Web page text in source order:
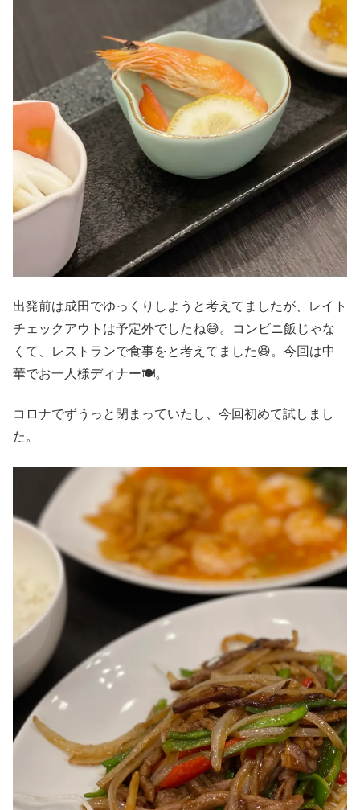
出発前は成田でゆっくりしようと考えてましたが、レイト
チェックアウトは予定外でしたね😅。コンビニ飯じゃな
くて、レストランで食事をと考えてました😆。今回は中
華でお一人様ディナー🍽。
コロナでずうっと閉まっていたし、今回初めて試しまし
た。